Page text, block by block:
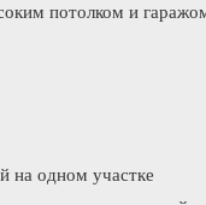
потолком и
на одном участке